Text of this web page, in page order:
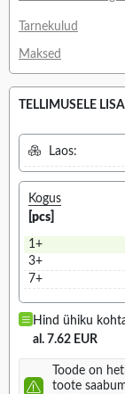
Tarnekulud
Maksed
TELLIMUSELE
Laos:
Kogus
[pcs]
1+
3+
7+
Hind ühiku
al. 7.62 EUR
Toode on
toote